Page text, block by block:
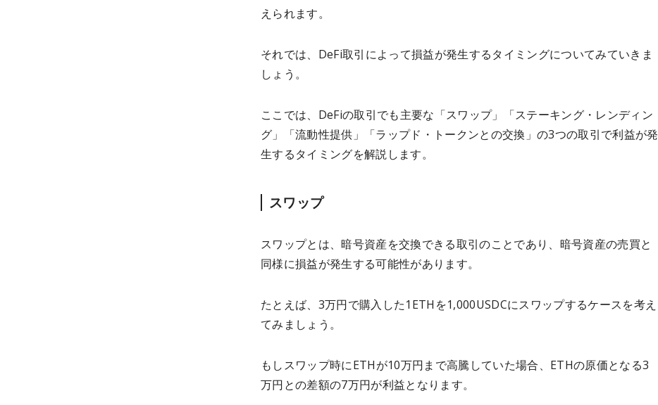
えられます。
それでは、DeFi取引によって損益が発生するタイミングについてみていきま
しょう。
ここでは、DeFiの取引でも主要な「スワップ」「ステーキング・レンディン
グ」「流動性提供」「ラップド・トークンとの交換」の3つの取引で利益が発
生するタイミングを解説します。
スワップ
スワップとは、暗号資産を交換できる取引のことであり、暗号資産の売買と
同様に損益が発生する可能性があります。
たとえば、3万円で購入した1ETHを1,000USDCにスワップするケースを考え
てみましょう。
もしスワップ時にETHが10万円まで高騰していた場合、ETHの原価となる3
万円との差額の7万円が利益となります。